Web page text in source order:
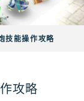
技能操作攻略
攻略